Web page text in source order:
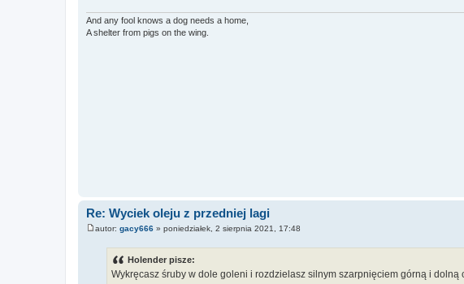
And any fool knows a dog needs a home,
A shelter from pigs on the wing.
Re: Wyciek oleju z przedniej lagi
autor: gacy666 » poniedziałek, 2 sierpnia 2021, 17:48
Holender pisze:
Wykręcasz śruby w dole goleni i rozdzielasz silnym szarpnięciem górną i dolną